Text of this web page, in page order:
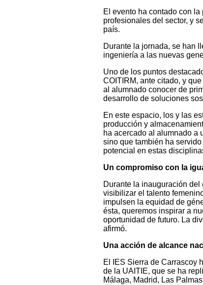
El evento ha contado con
profesionales del sector, y
país.
Durante la jornada, se han
ingeniería a las nuevas
Uno de los puntos
COITIRM, ante citado, y
al alumnado conocer de
desarrollo de soluciones
En este espacio, los y las
producción y
ha acercado al alumnado a
sino que también ha
potencial en estas
Un compromiso con la
Durante la inauguración
visibilizar el talento
impulsen la equidad de
ésta, queremos inspirar a
oportunidad de futuro. La
afirmó.
Una acción de alcance
El IES Sierra de Carrascoy
de la UAITIE, que se ha
Málaga, Madrid, Las